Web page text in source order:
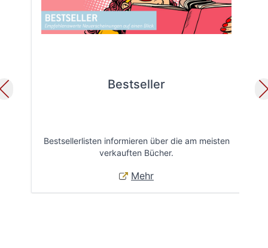
Bestseller
Bestsellerlisten informieren über die am meisten
verkauften Bücher.
Mehr